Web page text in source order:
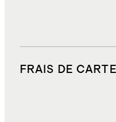
FRAIS DE